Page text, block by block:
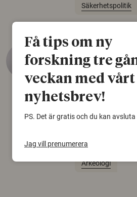
Säkerhetspolitik
Gammalt
äldsta sko
22 juni 2026
Det som arkeologer
gammal sko.
Norden.
Arkeologi
Få tips om ny
forskning tre
veckan med vårt
nyhetsbrev!
PS. Det är gratis och du kan avsluta
Jag vill prenumerera